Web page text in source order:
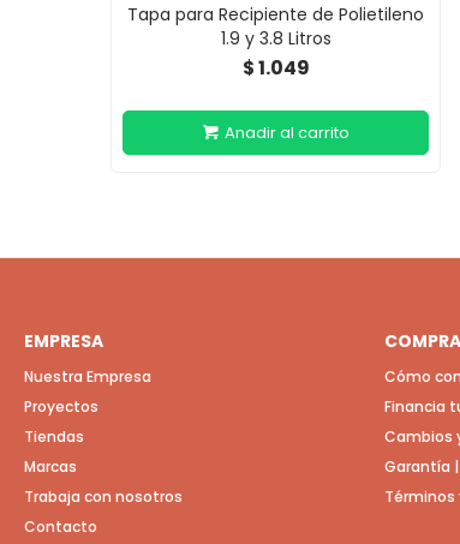
Tapa para Recipiente de Polietileno
1.9 y 3.8 Litros
$1.049
EMPRESA
Nuestra Empresa
Proyectos
Tiendas
Marcas
Trabaja con nosotros
Contacto
COMPRA
Cómo
Financia
Cambios
Garantía
Términos